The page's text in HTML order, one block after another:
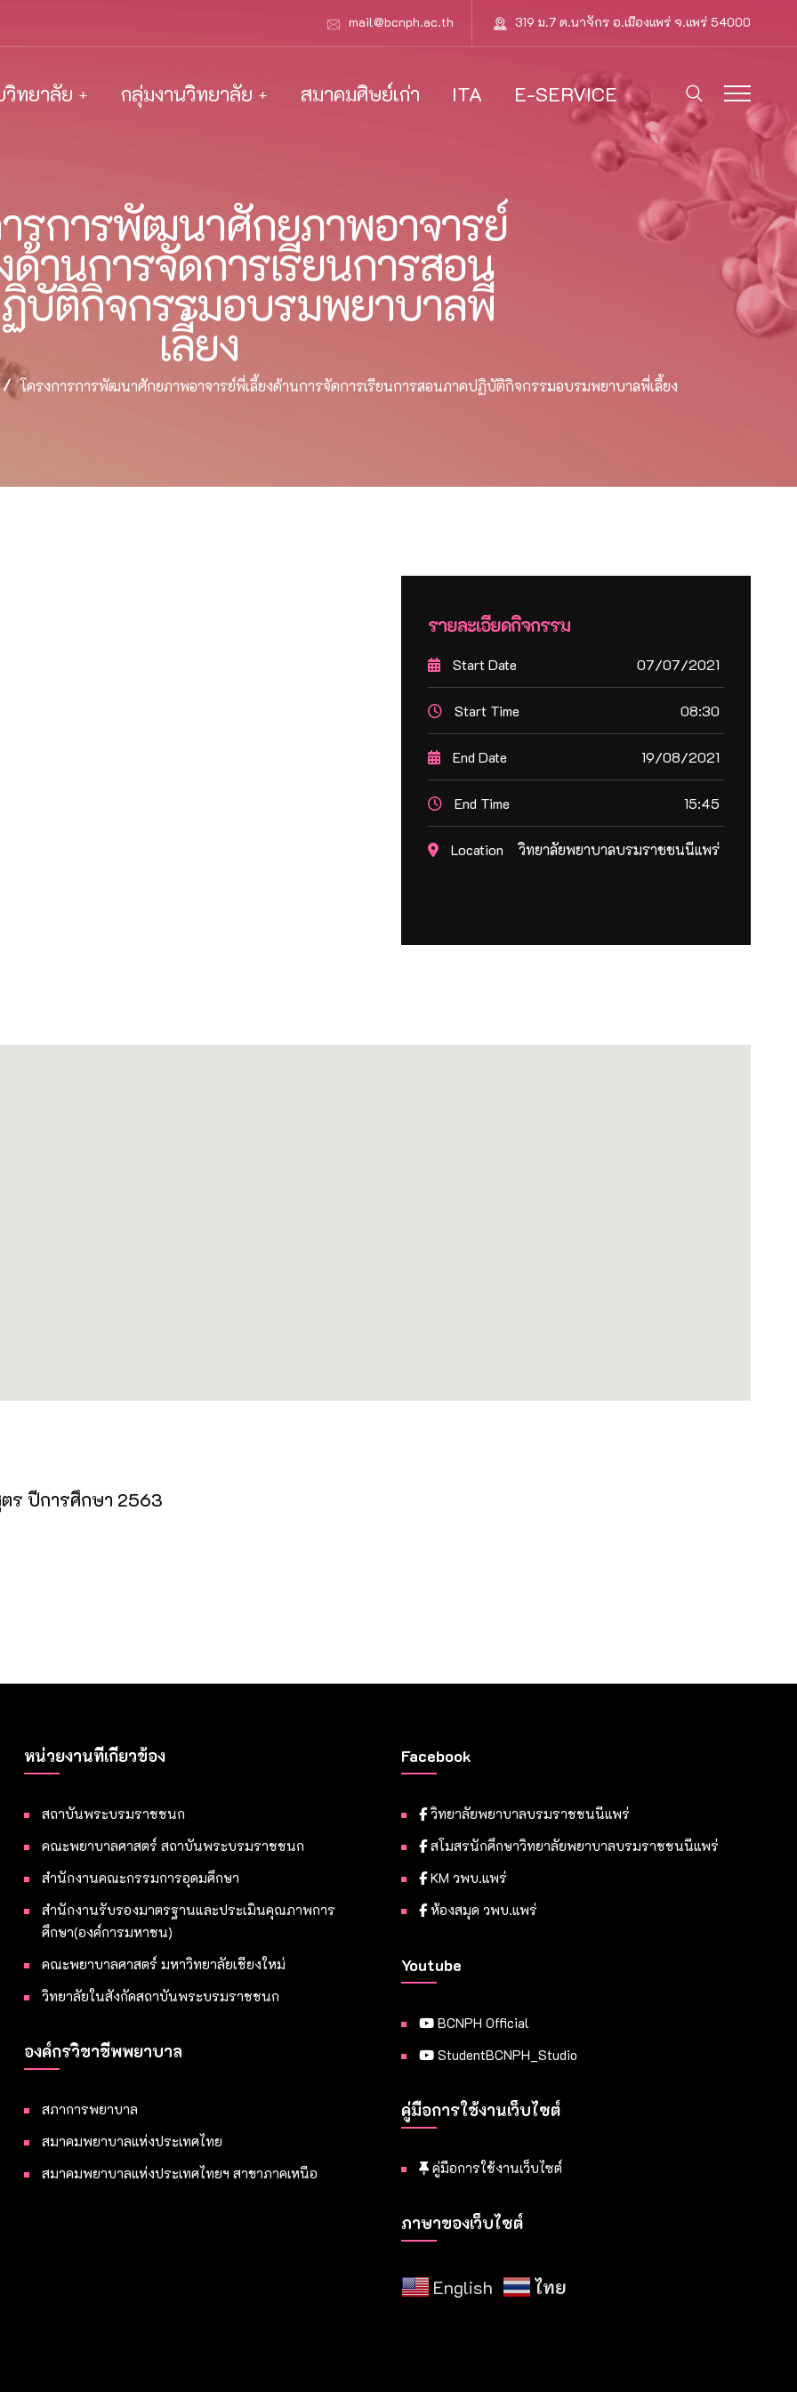
mail@bcnph.ac.th 319 ม.7 ต.นาจักร อ.เมืองแพร่ จ.แพร่ 54000
วิทยาลัย กลุ่มงานวิทยาลัย สมาคมศิษย์เก่า ITA E-SERVICE
รการพัฒนาศักยภาพอาจารย์
ด้านการจัดการเรียนการสอน
บัติกิจกรรมอบรมพยาบาลพี่
เลี้ยง
โครงการการพัฒนาศักยภาพอาจารย์พี่เลี้ยงด้านการจัดการเรียนการสอนภาคปฏิบัติกิจกรรมอบรมพยาบาลพี่เลี้ยง
รายละเอียดกิจกรรม
Start Date 07/07/2021
Start Time 08:30
End Date 19/08/2021
End Time 15:45
Location วิทยาลัยพยาบาลบรมราชชนนีแพร่
ร​ ปีการศึกษา​ 2563
หน่วยงานที่เกี่ยวข้อง
สถาบันพระบรมราชชนก
คณะพยาบาลศาสตร์ สถาบันพระบรมราชชนก
สำนักงานคณะกรรมการอุดมศึกษา
สำนักงานรับรองมาตรฐานและประเมินคุณภาพการ
ศึกษา(องค์การมหาชน)
คณะพยาบาลศาสตร์ มหาวิทยาลัยเชียงใหม่
วิทยาลัยในสังกัดสถาบันพระบรมราชชนก
องค์กรวิชาชีพพยาบาล
สภาการพยาบาล
สมาคมพยาบาลแห่งประเทศไทย
สมาคมพยาบาลแห่งประเทศไทยฯ สาขาภาคเหนือ
Facebook
วิทยาลัยพยาบาลบรมราชชนนีแพร่
สโมสรนักศึกษาวิทยาลัยพยาบาลบรมราชชนนีแพร่
KM วพบ.แพร่
ห้องสมุด วพบ.แพร่
Youtube
BCNPH Official
StudentBCNPH_Studio
คู่มือการใช้งานเว็บไซต์
คู่มือการใช้งานเว็บไซต์
ภาษาของเว็บไซต์
English ไทย